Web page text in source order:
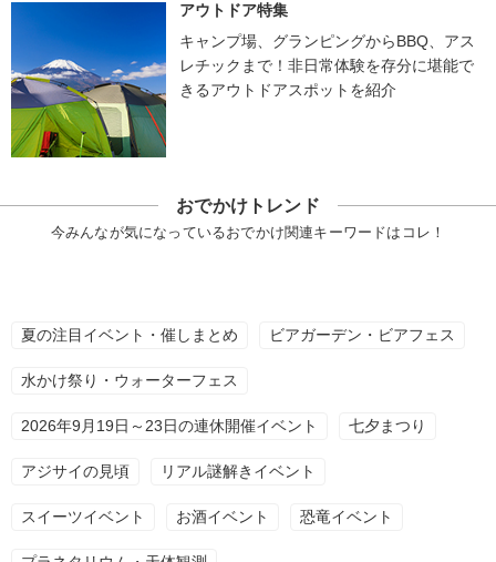
アウトドア特集
キャンプ場、グランピングからBBQ、アス
レチックまで！非日常体験を存分に堪能で
きるアウトドアスポットを紹介
おでかけトレンド
今みんなが気になっているおでかけ関連キーワードはコレ！
夏の注目イベント・催しまとめ ビアガーデン・ビアフェス
水かけ祭り・ウォーターフェス
2026年9月19日～23日の連休開催イベント 七夕まつり
アジサイの見頃 リアル謎解きイベント
スイーツイベント お酒イベント 恐竜イベント